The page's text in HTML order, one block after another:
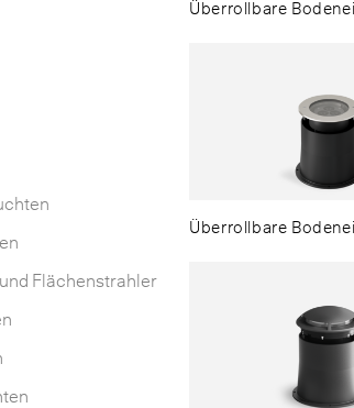
Flächenstrahler
Überrollbare
Überrollbare